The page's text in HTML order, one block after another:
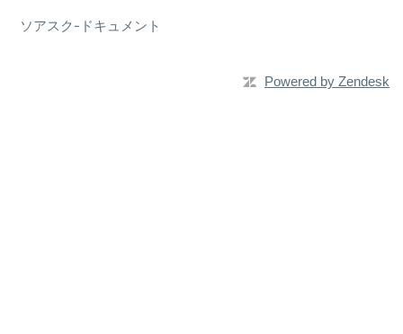
ソアスク-ドキュメント
Powered by Zendesk